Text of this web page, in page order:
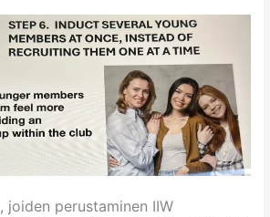
, joiden perustaminen IIW